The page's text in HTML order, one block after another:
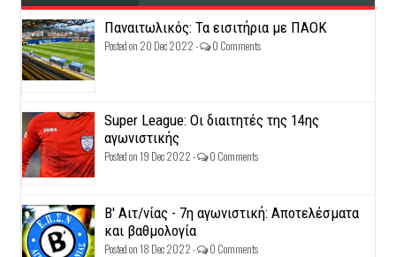
Παναιτωλικός: Τα εισιτήρια με ΠΑΟΚ
Posted on 20 Dec 2022 - 0 Comments
Super League: Οι διαιτητές της 14ης
αγωνιστικής
Posted on 19 Dec 2022 - 0 Comments
Β' Αιτ/νίας - 7η αγωνιστική: Αποτελέσματα
και βαθμολογία
Posted on 18 Dec 2022 - 0 Comments